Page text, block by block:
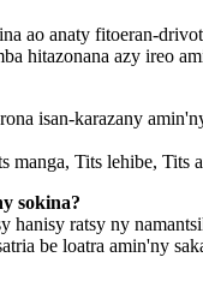
ao anaty fitoeran-
hitazonana azy ireo
isan-karazany
Tits lehibe, Tits
sokina?
ratsy ny
be loatra amin'ny